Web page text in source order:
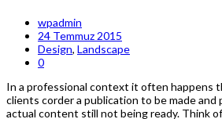
wpadmin
24 Temmuz 2015
Design, Landscape
0
In a professional context it often happens
clients corder a publication to be made
actual content still not being ready. Think